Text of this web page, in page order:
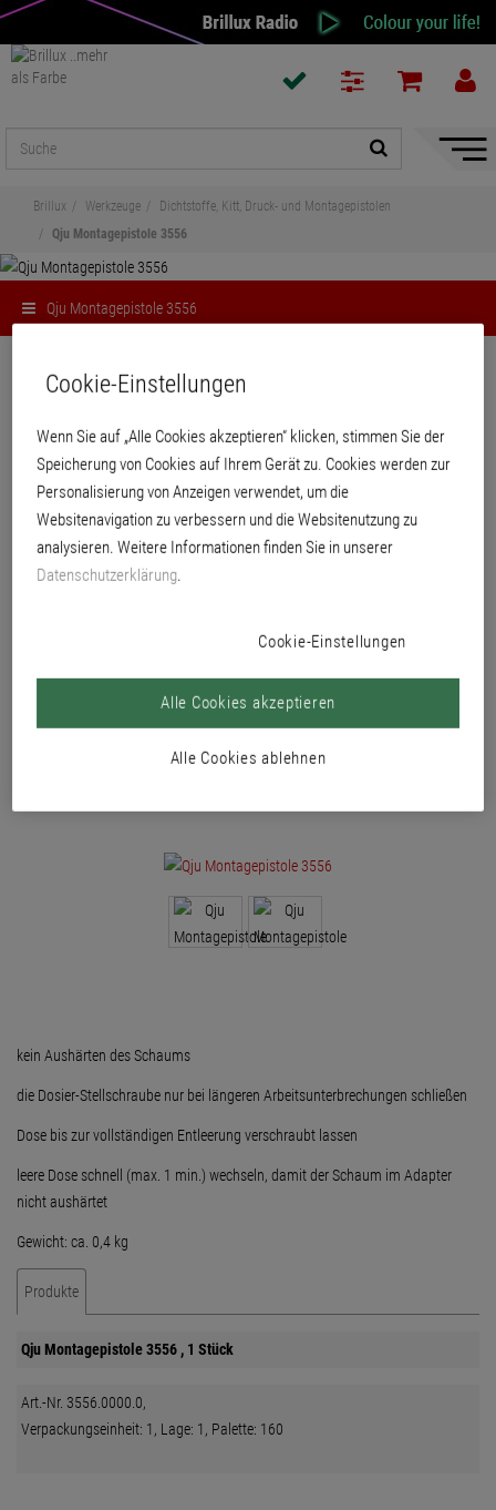
Brillux Werkzeuge
Dichtstoffe, Kitt, Druck- und Montagepistolen
Qju Montagepistole 3556
Qju Montagepistole 3556
Qju Montagepistole 3556
Robuste, wartungsfreie Montagepistole für dosiertes, mengenregulierbares
Schäumen mit Qju Klebeschaum 3700 oder PUR-Füllschaum 3555. Zum
Kleben, Füllen, Dichten, Isolieren und Montieren.
kein Aushärten des Schaums
die Dosier-Stellschraube nur bei längeren Arbeitsunterbrechungen schließen
Dose bis zur vollständigen Entleerung verschraubt lassen
leere Dose schnell (max. 1 min.) wechseln, damit der Schaum im Adapter
nicht aushärtet
Gewicht: ca. 0,4 kg
Produkte
Qju Montagepistole 3556 , 1 Stück
Art.-Nr. 3556.0000.0,
Verpackungseinheit: 1, Lage: 1, Palette: 160
Cookie-Einstellungen
Wenn Sie auf „Alle Cookies akzeptieren“ klicken, stimmen Sie der
Speicherung von Cookies auf Ihrem Gerät zu. Cookies werden zur
Personalisierung von Anzeigen verwendet, um die
Websitenavigation zu verbessern und die Websitenutzung zu
analysieren. Weitere Informationen finden Sie in unserer
Datenschutzerklärung.
Cookie-Einstellungen
Alle Cookies ablehnen
Alle Cookies akzeptieren